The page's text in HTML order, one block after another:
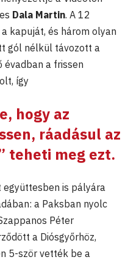
Dala Martin. A 12
kapuját, és három olyan
gól nélkül távozott a
évadban a frissen
így
hogy az
ráadásul az
teheti meg ezt.
együttesben is pályára
a Paksban nyolc
Péter
a Diósgyőrhöz,
5-ször vették be a